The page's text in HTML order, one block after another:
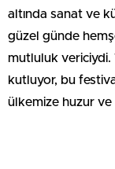
altında sanat ve
güzel günde
mutluluk vericiydi.
kutluyor, bu
ülkemize huzur